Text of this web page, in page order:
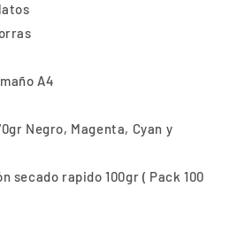
A4
Negro, Magenta, Cyan y
secado rapido 100gr ( Pack 100